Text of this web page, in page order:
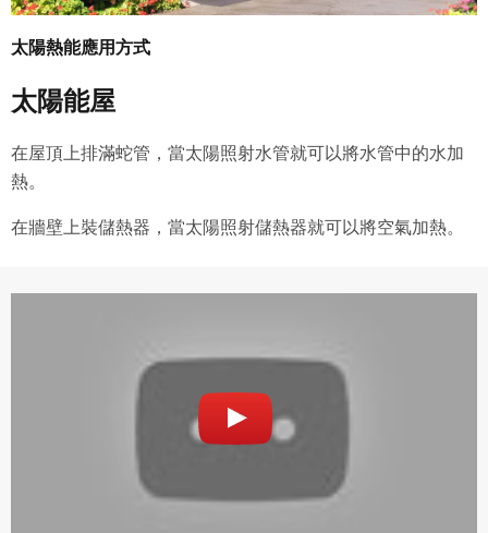
太陽熱能應用方式
太陽能屋
在屋頂上排滿蛇管，當太陽照射水管就可以將水管中的水加
熱。
在牆壁上裝儲熱器，當太陽照射儲熱器就可以將空氣加熱。